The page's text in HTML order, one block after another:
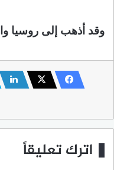
وقد أذهب إلى روسيا
اترك تعليقاً